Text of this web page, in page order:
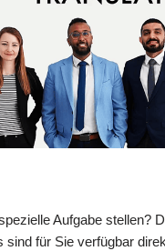
Aufgabe stellen?
sind für Sie verfügbar